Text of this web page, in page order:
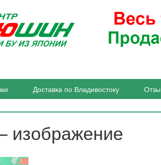
Доставка по Владивостоку
изображение